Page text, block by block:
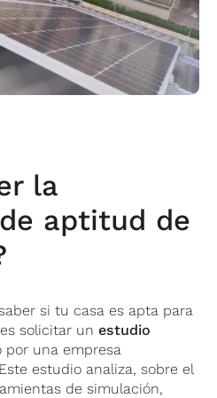
la
aptitud de
si tu casa es apta para
solicitar unestudio
por una empresa
estudio analiza, sobre el
de simulación,